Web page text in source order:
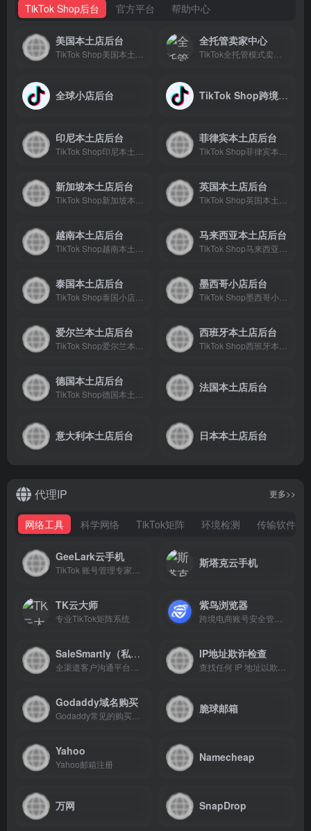
TikTok Shop后台 官方平台 帮助中心
美国本土店后台 全托管卖家中心
全球小店后台 TikTok Shop跨境店后台
印尼本土店后台 菲律宾本土店后台
新加坡本土店后台 英国本土店后台
越南本土店后台 马来西亚本土店后台
泰国本土店后台 墨西哥小店后台
爱尔兰本土店后台 西班牙本土店后台
德国本土店后台 法国本土店后台
意大利本土店后台 日本本土店后台
代理IP
网络工具 科学网络 TikTok矩阵 环境检测 传输软件
更多>>
GeeLark云手机 斯塔克云手机
TK云大师
专业TikTok矩阵系统
紫鸟浏览器
SaleSmartly（私域神器） IP地址欺诈检查
Godaddy域名购买 脆球邮箱
Yahoo
Yahoo邮箱注册
Namecheap
万网 SnapDrop